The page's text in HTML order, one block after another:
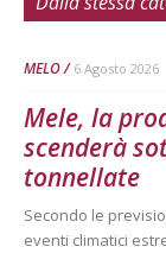
MELO 6 Agosto 2026
Mele, la
scenderà
tonnellate
Secondo le
eventi climatici